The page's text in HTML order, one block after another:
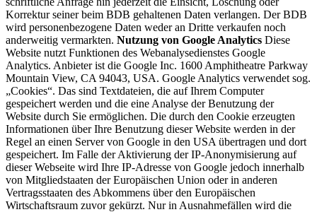
Korrektur seiner beim BDB gehaltenen Daten verlangen. Der BDB
wird personenbezogene Daten weder an Dritte verkaufen noch
anderweitig vermarkten. Nutzung von Google Analytics Diese
Website nutzt Funktionen des Webanalysedienstes Google
Analytics. Anbieter ist die Google Inc. 1600 Amphitheatre Parkway
Mountain View, CA 94043, USA. Google Analytics verwendet sog.
„Cookies“. Das sind Textdateien, die auf Ihrem Computer
gespeichert werden und die eine Analyse der Benutzung der
Website durch Sie ermöglichen. Die durch den Cookie erzeugten
Informationen über Ihre Benutzung dieser Website werden in der
Regel an einen Server von Google in den USA übertragen und dort
gespeichert. Im Falle der Aktivierung der IP-Anonymisierung auf
dieser Webseite wird Ihre IP-Adresse von Google jedoch innerhalb
von Mitgliedstaaten der Europäischen Union oder in anderen
Vertragsstaaten des Abkommens über den Europäischen
Wirtschaftsraum zuvor gekürzt. Nur in Ausnahmefällen wird die